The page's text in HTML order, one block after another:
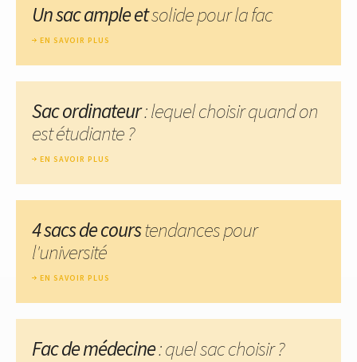
Un sac ample etsolide pour la fac
EN SAVOIR PLUS
Sac ordinateur: lequel choisir quand on
est étudiante ?
EN SAVOIR PLUS
4 sacs de courstendances pour
l'université
EN SAVOIR PLUS
Fac de médecine: quel sac choisir ?